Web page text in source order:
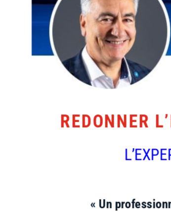
REDONNER
« Un